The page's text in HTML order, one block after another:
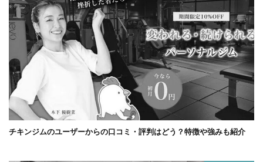
チキンジムのユーザーからの口コミ・評判はどう？特徴や強みも紹介